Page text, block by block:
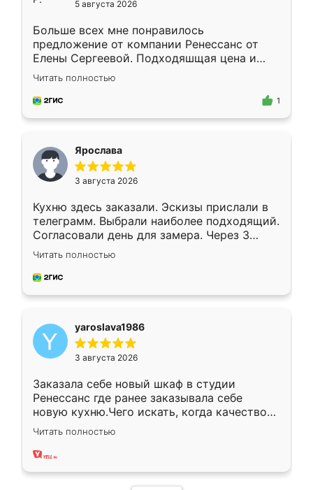
5 августа 2026
Больше всех мне понравилось
предложение от компании Ренессанс от
Елены Сергеевой. Подходяшщая цена и
короткие сроки изготовления. Приехавший
для замера сотрудник Владислав
предложил по моему эскизу самый
Читать полностью
1
Ярослава
3 августа 2026
Кухню здесь заказали. Эскизы прислали в
телеграмм. Выбрали наиболее подходящий.
Согласовали день для замера. Через 3
недели кухня была уже готова. Остались
довольны работой. Спасибо Ренессанс
мебель за качественную работу!
Читать полностью
yaroslava1986
3 августа 2026
Заказала себе новый шкаф в студии
Ренессанс где ранее заказывала себе
новую кухню.Чего искать, когда качеством
вполне довольна. Служит кухня уже почти
два года, нареканий нет.
Читать полностью